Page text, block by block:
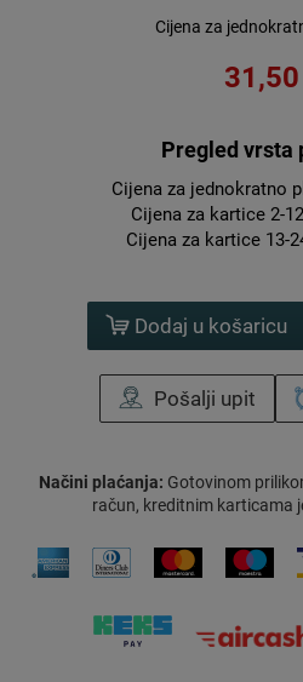
Cijena za
31,50
Pregled vrsta
Cijena za jednokratno
Cijena za kartice 2-
Cijena za kartice 13-
Dodaj u košaricu
Pošalji upit
Načini plaćanja: Gotovinom
račun, kreditnim karticama